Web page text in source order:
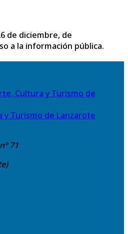
de diciembre, de
a la información pública.
y Turismo de Lanzarote
71